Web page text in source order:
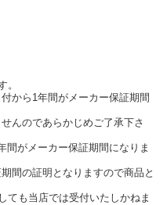
。
から1年間がメーカー保証期間
んのであらかじめご了承下さ
間がメーカー保証期間になりま
間の証明となりますので商品と
ても当店では受付いたしかねま